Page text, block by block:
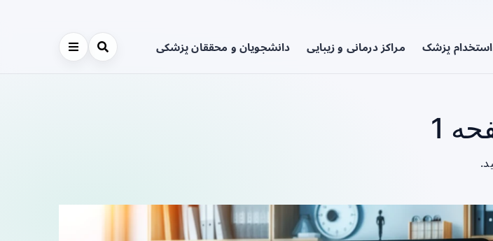
استخدام پزشک مراکز درمانی و زیبایی دانشجویان و محققان پزشکی